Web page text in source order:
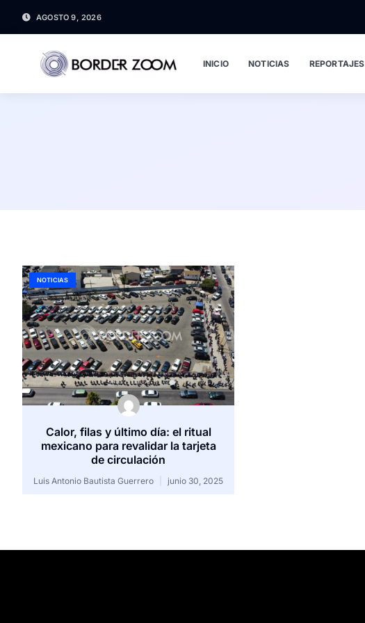
AGOSTO 9, 2026
INICIO NOTICIAS REPORTAJES
NOTICIAS
Calor, filas y último día: el ritual
mexicano para revalidar la tarjeta
de circulación
Luis Antonio Bautista Guerrero junio 30, 2025